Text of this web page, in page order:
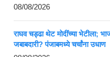
08/08/2026
राघव चड्ढा थेट मोदींच्या भेटीला;
जबाबदारी? पंजाबमध्ये चर्चांना उधाण